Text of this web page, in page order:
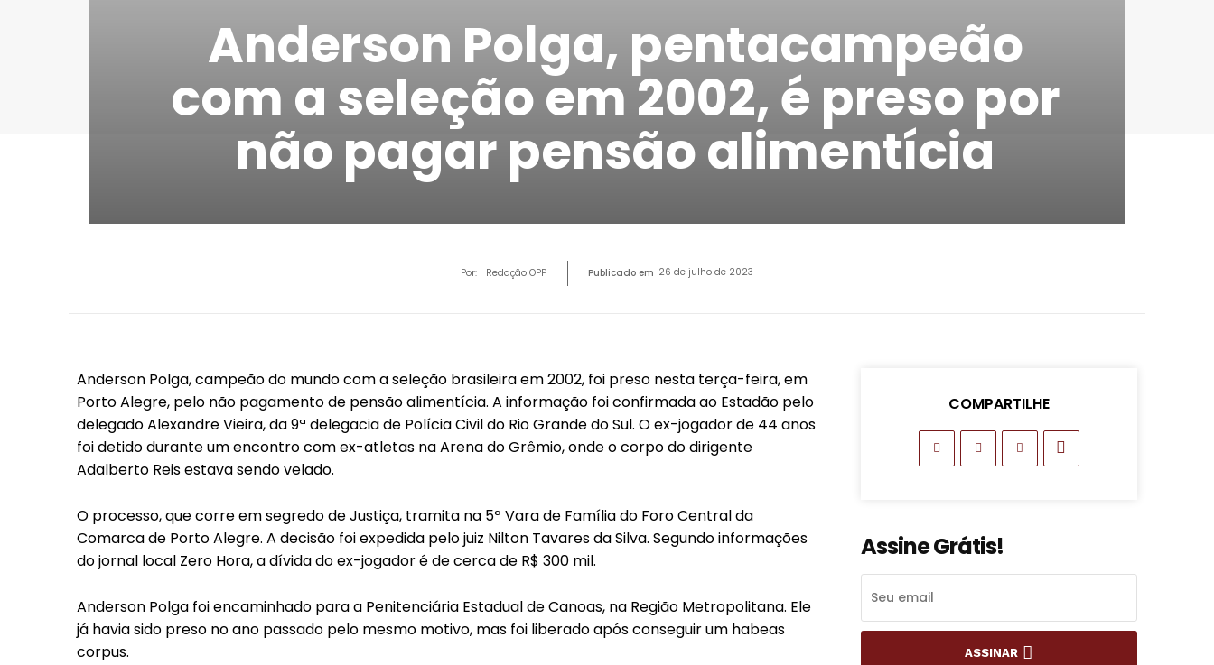
Anderson Polga, pentacampeão
com a seleção em 2002, é preso por
não pagar pensão alimentícia
Por: Redação OPP Publicado em 26 de julho de 2023
Anderson Polga, campeão do mundo com a seleção brasileira em 2002, foi preso nesta terça-feira, em
Porto Alegre, pelo não pagamento de pensão alimentícia. A informação foi confirmada ao Estadão pelo
delegado Alexandre Vieira, da 9ª delegacia de Polícia Civil do Rio Grande do Sul. O ex-jogador de 44 anos
foi detido durante um encontro com ex-atletas na Arena do Grêmio, onde o corpo do dirigente
Adalberto Reis estava sendo velado.
O processo, que corre em segredo de Justiça, tramita na 5ª Vara de Família do Foro Central da
Comarca de Porto Alegre. A decisão foi expedida pelo juiz Nilton Tavares da Silva. Segundo informações
do jornal local Zero Hora, a dívida do ex-jogador é de cerca de R$ 300 mil.
Anderson Polga foi encaminhado para a Penitenciária Estadual de Canoas, na Região Metropolitana. Ele
já havia sido preso no ano passado pelo mesmo motivo, mas foi liberado após conseguir um habeas
corpus.
COMPARTILHE
Assine Grátis!
ASSINAR